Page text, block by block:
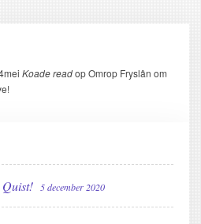
Koade readop Omrop Fryslân om
Quist! 5 december 2020